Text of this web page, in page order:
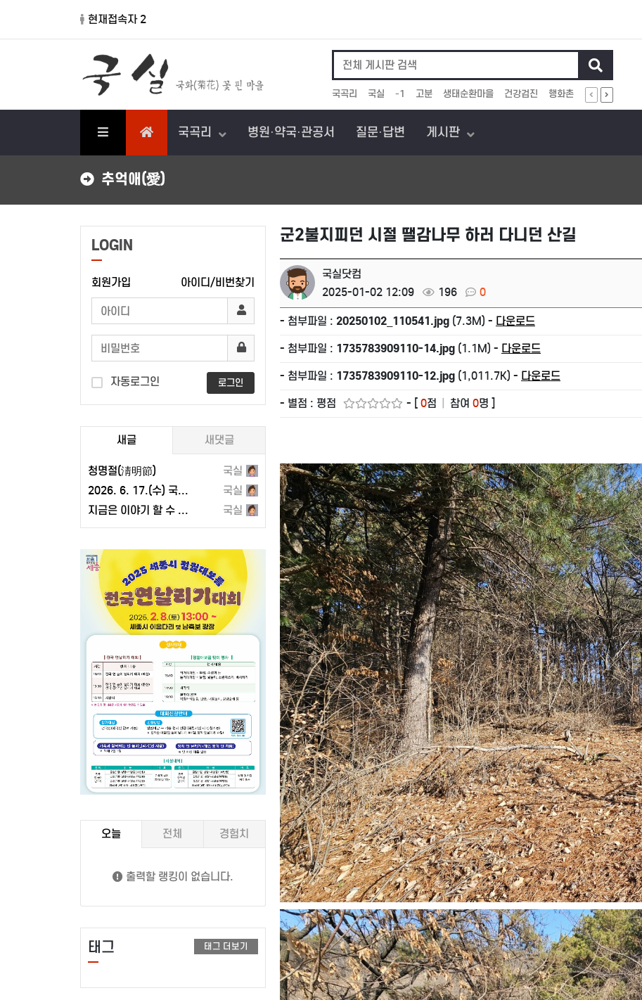
현재접속자 2
인기검색어
국곡리 국실 -1 고분 생태순환마을 건강검진 행화촌 유기농산물
국곡리 병원·약국·관공서 질문·답변 게시판
추억애(愛)
LOGIN
회원가입 아이디/비번찾기
자동로그인 로그인
새글 새댓글
청명절(淸明節)
국실
2026. 6. 17.(수) 국곡리와 이웃 마을 주민들이 함께 고압선로 통과 반대집회를 하다
국실
지금은 이야기 할 수 있는 먼 옛날이야기
국실
오늘 전체 경험치
출력할 랭킹이 없습니다.
태그 태그 더보기
군2불지피던 시절 땔감나무 하러 다니던 산길
국실닷컴
2025-01-02 12:09
196 0
- 첨부파일 : 20250102_110541.jpg (7.3M) - 다운로드
- 첨부파일 : 1735783909110-14.jpg (1.1M) - 다운로드
- 첨부파일 : 1735783909110-12.jpg (1,011.7K) - 다운로드
- 별점 : 평점 - [ 0점 참여 0명 ]